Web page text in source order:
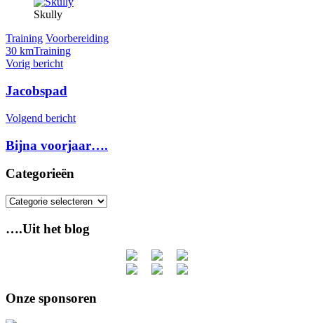
Skully
Training Voorbereiding
30 kmTraining
Bericht
navigatie
Vorig bericht
Jacobspad
Volgend bericht
Bijna voorjaar….
Categorieën
Categorieën
….Uit het blog
Onze sponsoren